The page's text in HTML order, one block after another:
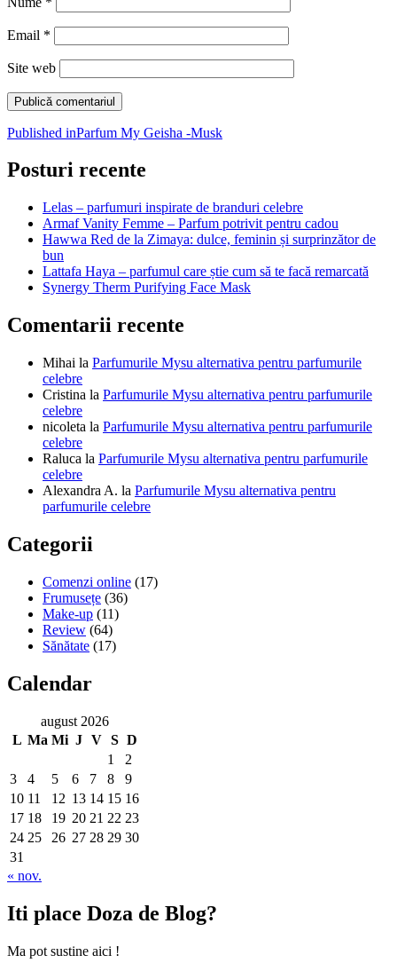
Email *
Site web
Navigare
în
articole
Published inParfum My Geisha -Musk
Posturi recente
Lelas – parfumuri inspirate de branduri celebre
Armaf Vanity Femme – Parfum potrivit pentru cadou
Hawwa Red de la Zimaya: dulce, feminin și surprinzător de
bun
Lattafa Haya – parfumul care știe cum să te facă remarcată
Synergy Therm Purifying Face Mask
Comentarii recente
Mihai la Parfumurile Mysu alternativa pentru parfumurile
celebre
Cristina la Parfumurile Mysu alternativa pentru parfumurile
celebre
nicoleta la Parfumurile Mysu alternativa pentru parfumurile
celebre
Raluca la Parfumurile Mysu alternativa pentru parfumurile
celebre
Alexandra A. la Parfumurile Mysu alternativa pentru
parfumurile celebre
Categorii
Comenzi online (17)
Frumusețe (36)
Make-up (11)
Review (64)
Sănătate (17)
Calendar
august 2026
L Ma Mi J V S D
1
2
3
4 5 6 7 8
9
10 11 12 13 14 15 16
17 18 19 20 21 22 23
24 25 26 27 28 29 30
31
« nov.
Iti place Doza de Blog?
Ma pot sustine aici !